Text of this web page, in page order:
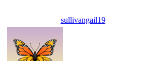
sullivangail19